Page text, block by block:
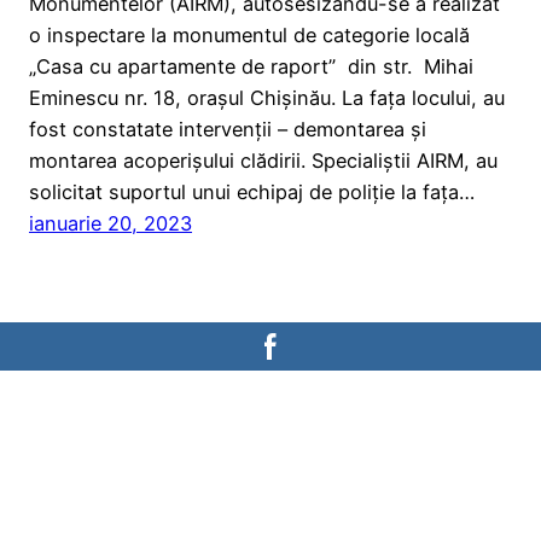
o inspectare la monumentul de categorie locală
„Casa cu apartamente de raport” din str. Mihai
Eminescu nr. 18, orașul Chișinău. La fața locului, au
fost constatate intervenții – demontarea și
montarea acoperișului clădirii. Specialiștii AIRM, au
solicitat suportul unui echipaj de poliție la fața…
ianuarie 20, 2023